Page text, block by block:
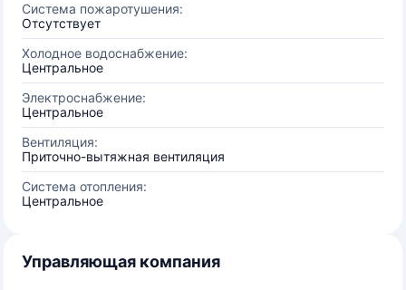
Система пожаротушения:
Отсутствует
Холодное водоснабжение:
Центральное
Электроснабжение:
Центральное
Вентиляция:
Приточно-вытяжная вентиляция
Система отопления:
Центральное
Управляющая компания